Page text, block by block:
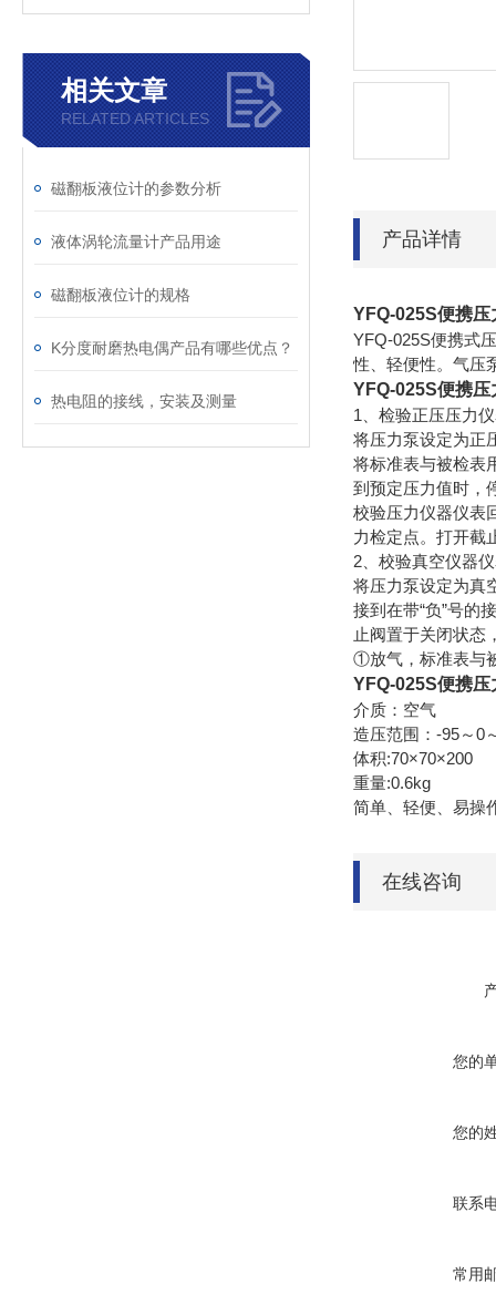
相关文章
RELATED ARTICLES
磁翻板液位计的参数分析
液体涡轮流量计产品用途
磁翻板液位计的规格
K分度耐磨热电偶产品有哪些优点？
热电阻的接线，安装及测量
产品详情
YFQ-025S便携压
YFQ-025S便携式
性、轻便性。气压
YFQ-025S便携压
1、检验正压压力
将压力泵设定为正
将标准表与被检表
到预定压力值时，
校验压力仪器仪表
力检定点。打开截
2、校验真空仪器
将压力泵设定为真
接到在带“负”号的
止阀置于关闭状
①放气，标准表与
YFQ-025S便携压
介质：空气
造压范围：-95～0
体积:70×70×200
重量:0.6kg
简单、轻便、易操
在线咨询
您的
您的
联系
常用